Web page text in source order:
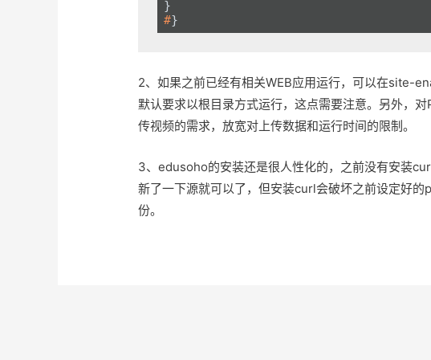
#}
2、如果之前已经有相关WEB应用运行，可以在site-
默认要求以根目录方式运行，这点需要注意。另外，
传视频的需求，放宽对上传数据和运行时间的限制。
3、edusoho的安装还是很人性化的，之前没有安装
新了一下源就可以了，但安装curl会破坏之前设定好
份。